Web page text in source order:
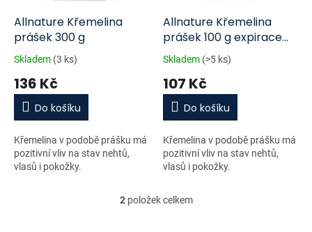
dAllnature Křemelina
prášek 300 g
Skladem (3 ks)
136 Kč
Do košíku
Křemelina v podobě prášku má
pozitivní vliv na stav nehtů,
vlasů i pokožky.
Allnature Křemelina
prášek 100 g expirace
6/2025
Skladem (>5 ks)
107 Kč
Do košíku
Křemelina v podobě prášku má
pozitivní vliv na stav nehtů,
vlasů i pokožky.
O
2položek celkem